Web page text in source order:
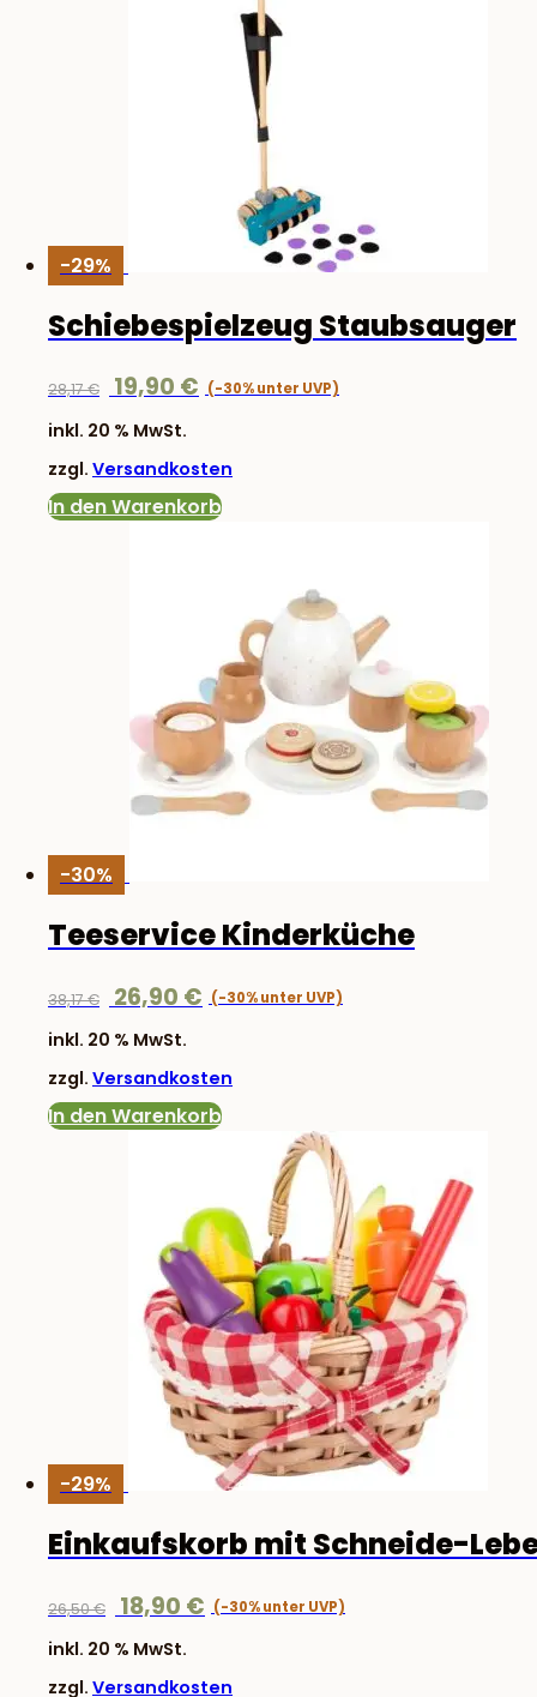
-29%
Schiebespielzeug Staubsauger
28,17€
Ursprünglicher
war:
28,17 €
19,90€
inkl. 20 % MwSt.
zzgl. Versandkosten
In den Warenkorb
-30%
Teeservice Kinderküche
38,17€
Ursprünglicher
war:
38,17 €
26,90 €
inkl. 20 % MwSt.
zzgl. Versandkosten
In den Warenkorb
-29%
Einkaufskorb mit Schneide-
26,50€
Ursprünglicher
war:
18,90 €
inkl. 20 % MwSt.
zzgl. Versandkosten